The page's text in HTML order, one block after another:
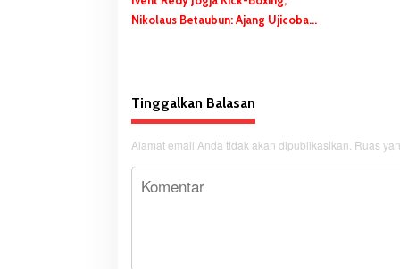
Nikolaus Betaubun: Ajang Ujicoba
Tinggalkan Balasan
Alamat email Anda tidak akan dipublikasikan. Ruas